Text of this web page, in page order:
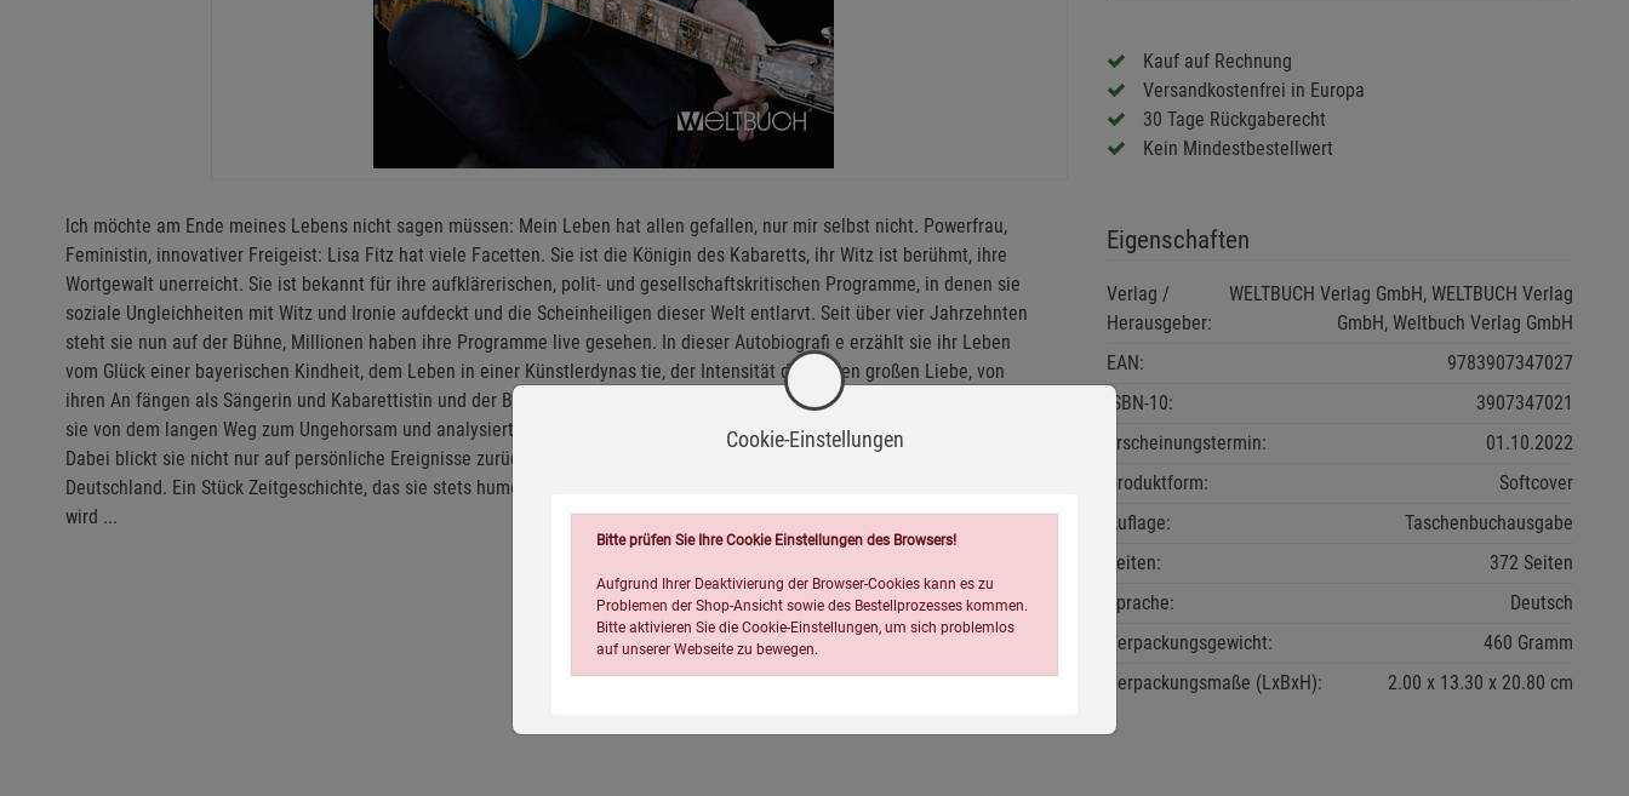
Kauf auf Rechnung
Versandkostenfrei in Europa
30 Tage Rückgaberecht
Kein Mindestbestellwert
lch möchte am Ende meines Lebens nicht sagen müssen: Mein Leben hat allen gefallen, nur mir selbst nicht. Powerfrau,
Feministin, innovativer Freigeist: Lisa Fitz hat viele Facetten. Sie ist die Königin des Kabaretts, ihr Witz ist berühmt, ihre
Wortgewalt unerreicht. Sie ist bekannt für ihre aufklärerischen, polit- und gesellschaftskritischen Programme, in denen sie
soziale Ungleichheiten mit Witz und Ironie aufdeckt und die Scheinheiligen dieser Welt entlarvt. Seit über vier Jahrzehnten
steht sie nun auf der Bühne, Millionen haben ihre Programme live gesehen. In dieser Autobiografi e erzählt sie ihr Leben
vom Glück einer bayerischen Kindheit, dem Leben in einer Künstlerdynas tie, der Intensität der ersten großen Liebe, von
ihren An fängen als Sängerin und Kabarettistin und der Bühne, die zu ihrem zweiten Zuhause wurde. Vor allem aber erzählt
sie von dem langen Weg zum Ungehorsam und analysiert, was mehr weibliche Selbstbestimmung bis heute verhindert.
Dabei blickt sie nicht nur auf persönliche Ereignisse zurück, sondern auch auf ein Stück Zeitgeschichte, als Frau in
Deutschland. Ein Stück Zeitgeschichte, das sie stets humorvoll, kritisch und scharf züngig begleitet hat und weiter begleiten
wird ...
Eigenschaften
Verlag /
Herausgeber:
WELTBUCH Verlag GmbH, WELTBUCH Verlag
GmbH, Weltbuch Verlag GmbH
EAN:
9783907347027
ISBN-10:
3907347021
Erscheinungstermin:
01.10.2022
Produktform:
Softcover
Auflage:
Taschenbuchausgabe
Seiten:
372 Seiten
Sprache:
Deutsch
Verpackungsgewicht:
460 Gramm
Verpackungsmaße (LxBxH):
2.00 13.30 20.80 cm
Cookie-Einstellungen
Bitte prüfen Sie Ihre Cookie Einstellungen des Browsers!
Aufgrund Ihrer Deaktivierung der Browser-Cookies kann es zu
Problemen der Shop-Ansicht sowie des Bestellprozesses kommen.
Bitte aktivieren Sie die Cookie-Einstellungen, um sich problemlos
auf unserer Webseite zu bewegen.